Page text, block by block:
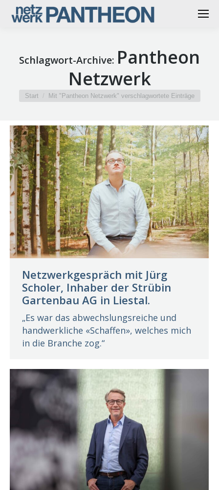
Schlagwort-Archive: Pantheon
Netzwerk
Sie befinden sich hier:
Start Mit "Pantheon Netzwerk" verschlagwortete Einträge
Netzwerkgespräch mit Jürg
Scholer, Inhaber der Strübin
Gartenbau AG in Liestal.
„Es war das abwechslungsreiche und
handwerkliche «Schaffen», welches mich
in die Branche zog.“